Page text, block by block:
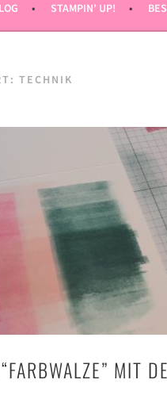
STAMPIN’ UP!
TECHNIK
MIT